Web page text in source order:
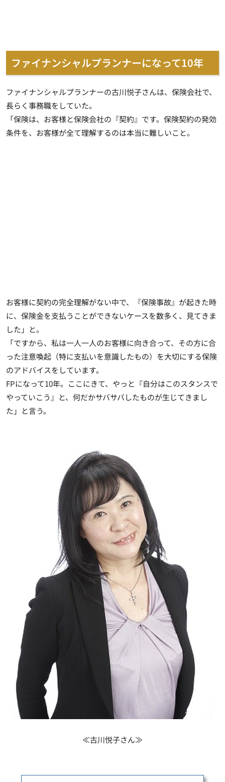
ファイナンシャルプランナーになって10年
ファイナンシャルプランナーの古川悦子さんは、保険会社で、
長らく事務職をしていた。
「保険は、お客様と保険会社の『契約』です。保険契約の発効
条件を、お客様が全て理解するのは本当に難しいこと。
お客様に契約の完全理解がない中で、『保険事故』が起きた時
に、保険金を支払うことができないケースを数多く、見てきま
した」と。
「ですから、私は一人一人のお客様に向き合って、その方に合
った注意喚起（特に支払いを意識したもの）を大切にする保険
のアドバイスをしています。
FPになって10年。ここにきて、やっと『自分はこのスタンスで
やっていこう』と、何だかサバサバしたものが生じてきまし
た」と言う。
≪古川悦子さん≫